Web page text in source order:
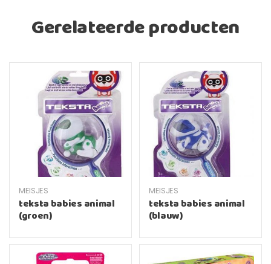
Gerelateerde producten
MEISJES
teksta babies animal
(groen)
MEISJES
teksta babies animal
(blauw)